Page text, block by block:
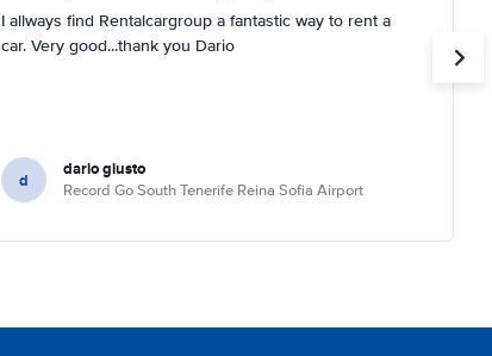
I allways find Rentalcargroup a fantastic way to rent a
car. Very good...thank you Dario
d dario giusto
Record Go South Tenerife Reina Sofia Airport